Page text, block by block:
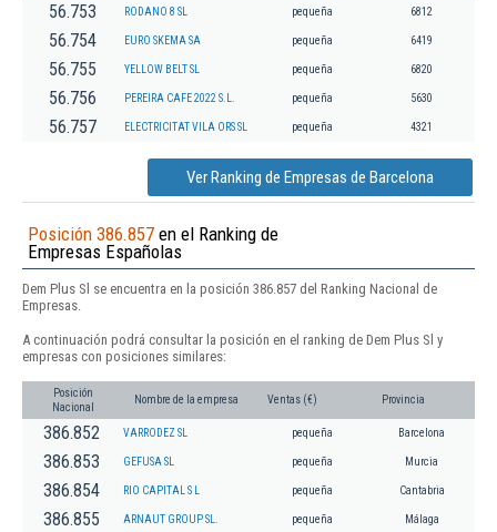
56.753 RODANO 8 SL pequeña 6812
56.754 EURO SKEMA SA pequeña 6419
56.755 YELLOW BELT SL pequeña 6820
56.756 PEREIRA CAFE 2022 S.L. pequeña 5630
56.757 ELECTRICITAT VILA ORS SL pequeña 4321
Ver Ranking de Empresas de Barcelona
Posición 386.857 en el Ranking de
Empresas Españolas
Dem Plus Sl se encuentra en la posición 386.857 del Ranking Nacional de
Empresas.
A continuación podrá consultar la posición en el ranking de Dem Plus Sl y
empresas con posiciones similares:
Posición
Nacional
Nombre de la empresa Ventas (€) Provincia
386.852 VARRODEZ SL pequeña Barcelona
386.853 GEFUSA SL pequeña Murcia
386.854 RIO CAPITAL S L pequeña Cantabria
386.855 ARNAUT GROUP SL. pequeña Málaga